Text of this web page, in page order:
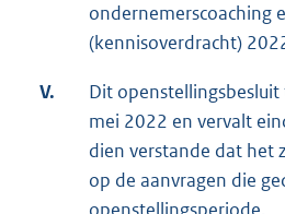
ondernemerscoaching
(kennisoverdracht)
V.
Dit
mei 2022 en vervalt
dien verstande dat het
op de aanvragen die